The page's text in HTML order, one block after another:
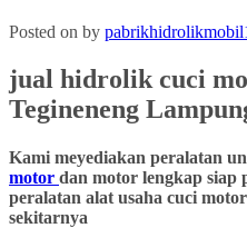
Posted on by
jual hidrolik cuci
Tegineneng
Kami meyediakan peralatan
motor dan motor lengkap siap
peralatan alat usaha cuci
sekitarnya